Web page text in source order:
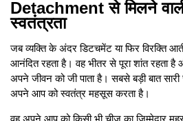
Detachment से मिलने
स्वतंत्रता
जब व्यक्ति के अंदर डिटचमेंट या फिर विरक्ति
आनंदित रहता है। वह भीतर से पूरा शांत रहता
अपने जीवन को जी पाता है। सबसे बड़ी बात
अपने आप को स्वतंत्र महसूस करता है।
वह अपने आप को किसी भी चीज का जिम्मेदार